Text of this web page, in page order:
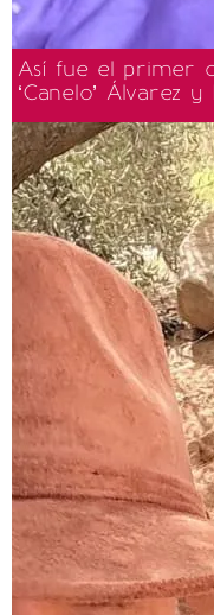
Así fue el primer
‘Canelo’ Álvarez